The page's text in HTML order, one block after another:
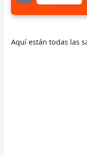
Aquí están todas las